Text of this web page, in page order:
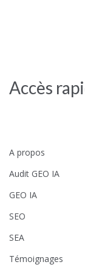
Accès
A propos
Audit GEO IA
GEO IA
SEO
SEA
Témoignages